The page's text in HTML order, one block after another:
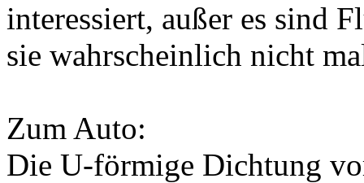
interessiert, außer es sind
sie wahrscheinlich nicht
Zum Auto:
Die U-förmige Dichtung